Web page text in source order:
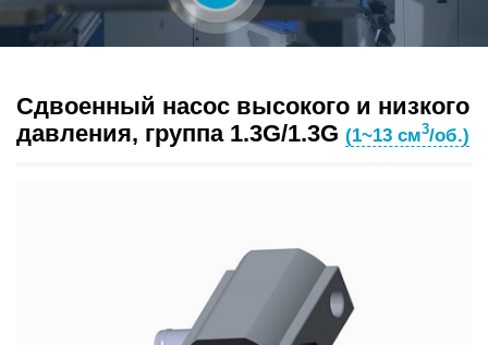
Сдвоенный насос высокого и низкого
давления, группа 1.3G/1.3G (1~13 см3/об.)